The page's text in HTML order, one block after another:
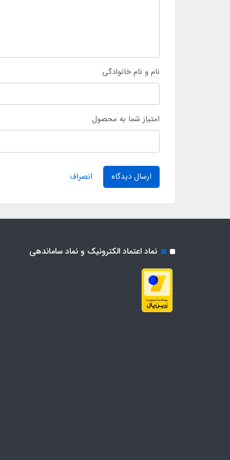
نام و نام خانوادگی
امتیاز شما به محصول
ارسال دیدگاه انصراف
نماد اعتماد الکترونیک و نماد ساماندهی